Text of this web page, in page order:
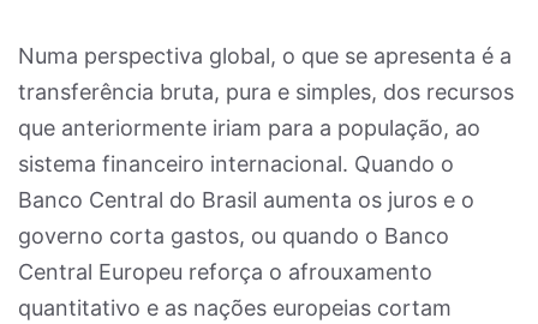
Numa perspectiva global, o que se apresenta é a
transferência bruta, pura e simples, dos recursos
que anteriormente iriam para a população, ao
sistema financeiro internacional. Quando o
Banco Central do Brasil aumenta os juros e o
governo corta gastos, ou quando o Banco
Central Europeu reforça o afrouxamento
quantitativo e as nações europeias cortam